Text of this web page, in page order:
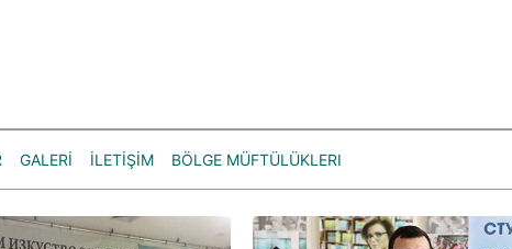
GALERİ İLETİŞİM BÖLGE MÜFTÜLÜKLERI